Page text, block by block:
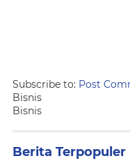
Subscribe to: Post
Bisnis
Bisnis
Berita Terpopuler